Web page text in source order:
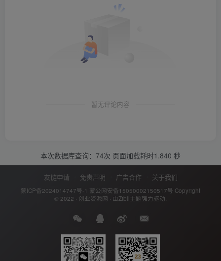
暂无评论内容
本次数据库查询：74次 页面加载耗时1.840 秒
友链申请 免责声明 广告合作 关于我们
蒙ICP备2024014747号-1 蒙公网安备15050002150517号 Copyright
© 2022 · 创业资源网 · 由Zibll主题强力驱动.